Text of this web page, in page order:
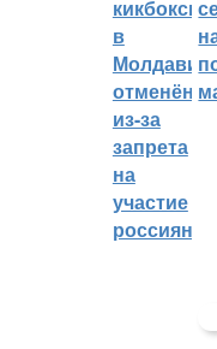
в
Молдавии
отменён
из-за
запрета
на
участие
россиян